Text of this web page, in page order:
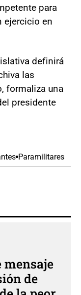
para
ejercicio en
definirá
las
formaliza una
presidente
Paramilitares
de